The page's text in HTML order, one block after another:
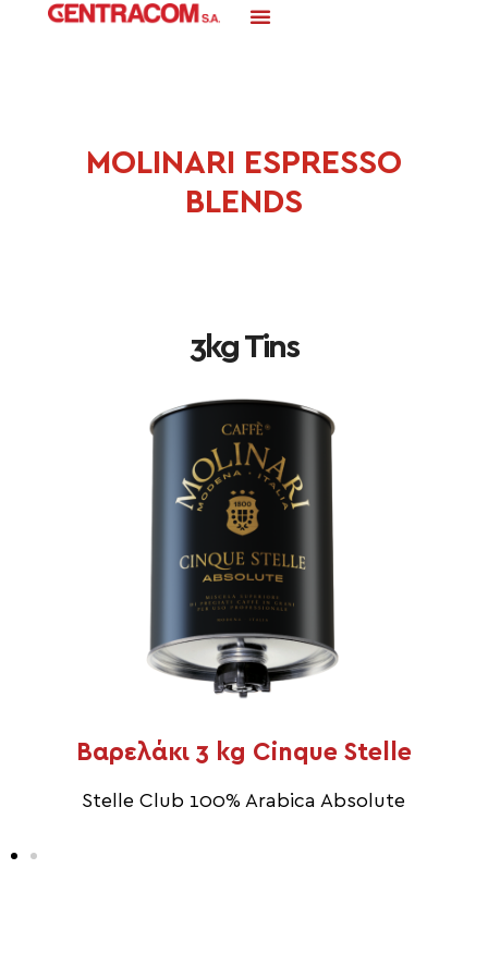
MOLINARI ESPRESSO
BLENDS
3kg Tins
Βαρελάκι 3 kg Cinque Stelle
Stelle Club 100% Arabica Absolute